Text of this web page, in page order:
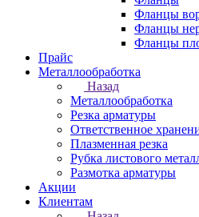
Фланцы
Фланцы
Фланцы
Прайс
Металлообработка
Назад
Металлообработка
Резка арматуры
Ответственное
Плазменная резка
Рубка листового
Размотка арматуры
Акции
Клиентам